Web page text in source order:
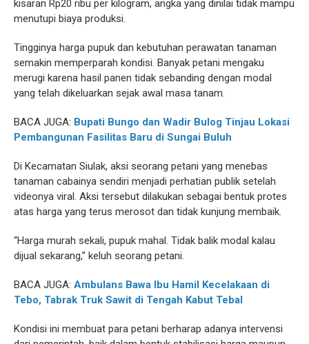
kisaran Rp20 ribu per kilogram, angka yang dinilai tidak mampu
menutupi biaya produksi.
Tingginya harga pupuk dan kebutuhan perawatan tanaman
semakin memperparah kondisi. Banyak petani mengaku
merugi karena hasil panen tidak sebanding dengan modal
yang telah dikeluarkan sejak awal masa tanam.
BACA JUGA: Bupati Bungo dan Wadir Bulog Tinjau Lokasi
Pembangunan Fasilitas Baru di Sungai Buluh
Di Kecamatan Siulak, aksi seorang petani yang menebas
tanaman cabainya sendiri menjadi perhatian publik setelah
videonya viral. Aksi tersebut dilakukan sebagai bentuk protes
atas harga yang terus merosot dan tidak kunjung membaik.
“Harga murah sekali, pupuk mahal. Tidak balik modal kalau
dijual sekarang,” keluh seorang petani.
BACA JUGA: Ambulans Bawa Ibu Hamil Kecelakaan di
Tebo, Tabrak Truk Sawit di Tengah Kabut Tebal
Kondisi ini membuat para petani berharap adanya intervensi